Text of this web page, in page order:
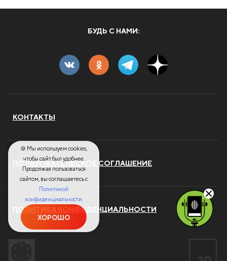
БУДЬ С НАМИ:
КОНТАКТЫ
ПОЛЬЗОВАТЕЛЬСКОЕ СОГЛАШЕНИЕ
ПОЛИТИКА КОНФИДЕНЦИАЛЬНОСТИ
🍪 Мы используем cookies,
чтобы сайт был удобнее.
Продолжая пользоваться
сайтом, вы соглашаетесь с
Политикой
конфиденциальности.
ХОРОШО